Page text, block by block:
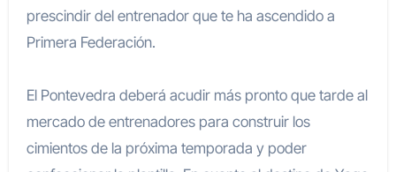
prescindir del entrenador que te ha ascendido a
Primera Federación.
El Pontevedra deberá acudir más pronto que tarde al
mercado de entrenadores para construir los
cimientos de la próxima temporada y poder